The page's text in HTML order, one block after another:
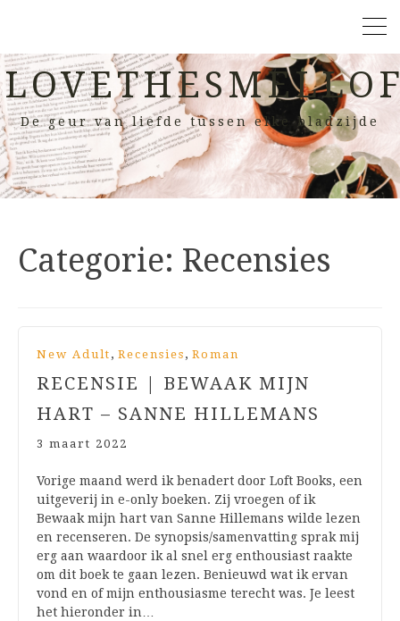
De geur van liefde tussen elke bladzijde
Categorie: Recensies
New Adult , Recensies , Roman
RECENSIE | BEWAAK MIJN
HART – SANNE HILLEMANS
3 maart 2022
Vorige maand werd ik benadert door Loft Books, een
uitgeverij in e-only boeken. Zij vroegen of ik
Bewaak mijn hart van Sanne Hillemans wilde lezen
en recenseren. De synopsis/samenvatting sprak mij
erg aan waardoor ik al snel erg enthousiast raakte
om dit boek te gaan lezen. Benieuwd wat ik ervan
vond en of mijn enthousiasme terecht was. Je leest
het hieronder in…